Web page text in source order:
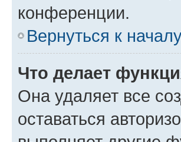
конференции.
Вернуться к
Что делает
Она удаляет все
оставаться